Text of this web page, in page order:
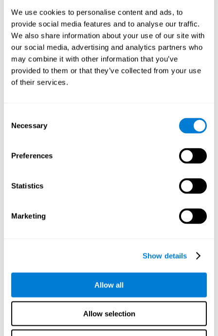
We use cookies to personalise content and ads, to
provide social media features and to analyse our traffic.
We also share information about your use of our site with
our social media, advertising and analytics partners who
may combine it with other information that you’ve
provided to them or that they’ve collected from your use
of their services.
Selection
Necessary
Preferences
Statistics
Marketing
Show details
Allow all
Allow selection
когнитивного упражнения мы стимулируем и укрепляем
пространственное восприятие. Тренировка этой
когнитивной способности помогает нам лучше понять
расположение окружающих предметов и
ориентироваться, а также избежать возможных
ловушек. Пространственное восприятие - очень важный
навык для многих профессий, в том числе для
архитекторов, художников, водителей, дизайнеров и
когнитивные способности:
Мониторинг:
чтобы достичь прогресса в этой игре для
добиться цели, сделать выводы, а также изменить или
скорректировать стратегию. Практикуя это
реорганизовать или восстановить способность к
мониторингу. Укрепление этой когнитивной функции
оценивать, эффективен ли выбранный метод действий.
исправить и какие шаги предпринять, чтобы добиться
Фокусированное внимание:эта игра для ума была
разработана для того, чтобы проверить нашу
стимуле и не отвлекаться. Чтобы достичь прогресса в